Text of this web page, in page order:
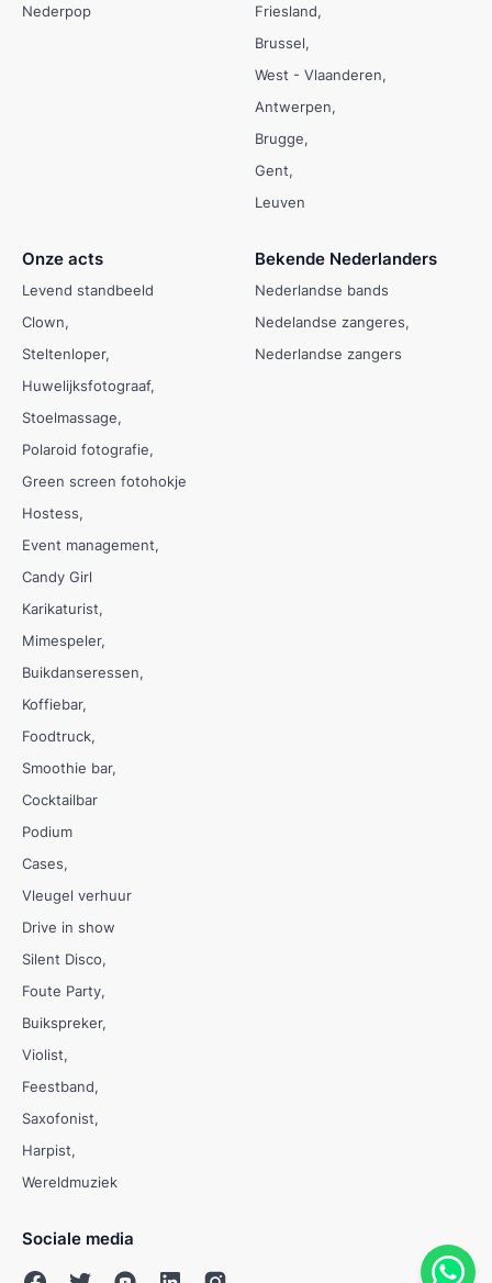
Nederpop
Friesland
Brussel
West - Vlaanderen
Antwerpen
Brugge
Gent
Leuven
Onze acts
Levend standbeeld
Clown
Steltenloper
Huwelijksfotograaf
Stoelmassage
Polaroid fotografie
Green screen fotohokje
Hostess
Event management
Candy Girl
Karikaturist
Mimespeler
Buikdanseressen
Koffiebar
Foodtruck
Smoothie bar
Cocktailbar
Podium
Cases
Vleugel verhuur
Drive in show
Silent Disco
Foute Party
Buikspreker
Violist
Feestband
Saxofonist
Harpist
Wereldmuziek
Bekende Nederlanders
Nederlandse bands
Nedelandse zangeres
Nederlandse zangers
Sociale media